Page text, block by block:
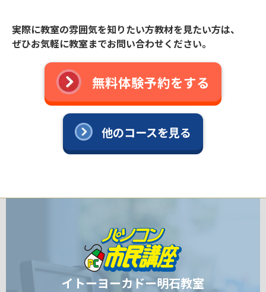
実際に教室の雰囲気を知りたい方教材を見たい方は、
ぜひお気軽に教室までお問い合わせください。
無料体験予約をする
他のコースを見る
イトーヨーカドー明石教室